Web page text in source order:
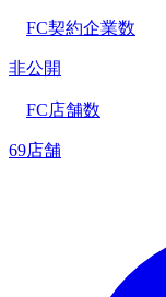
FC契約企業数
非公開
FC店舗数
69店舗